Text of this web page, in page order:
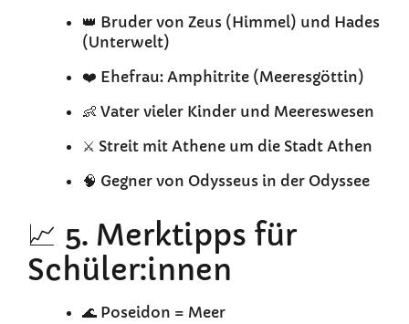
👑 Bruder von Zeus (Himmel) und Hades
(Unterwelt)
❤️ Ehefrau: Amphitrite (Meeresgöttin)
👶 Vater vieler Kinder und Meereswesen
⚔️ Streit mit Athene um die Stadt Athen
🧠 Gegner von Odysseus in der Odyssee
📈 5. Merktipps für
Schüler:innen
🌊 Poseidon = Meer